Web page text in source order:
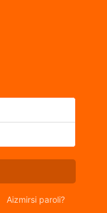
Aizmirsi paroli?